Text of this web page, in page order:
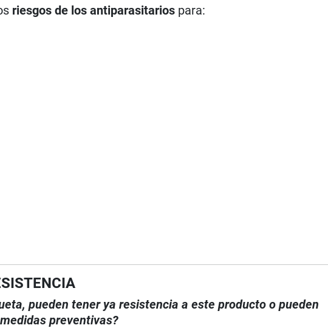
riesgos de los antiparasitarios para:
pueden tener ya resistencia a este producto o pueden
preventivas?